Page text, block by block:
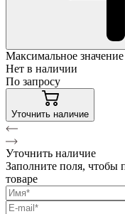
Максимальное
Нет в наличии
По запросу
Уточнить наличие
Уточнить наличие
Заполните поля, чтобы
товаре